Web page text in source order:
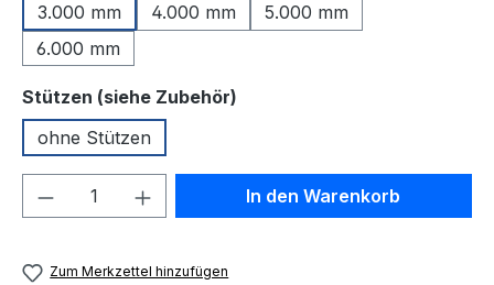
3.000 mm
4.000 mm
5.000 mm
6.000 mm
Stützen (siehe Zubehör)
ohne Stützen
Produkt Anzahl: Gib denIn den Warenkorb
Zum Merkzettel hinzufügen